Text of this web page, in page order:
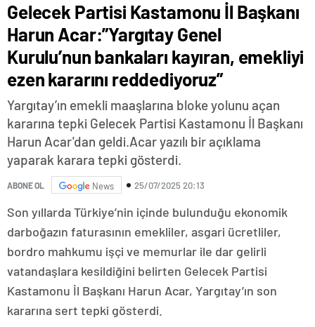
Gelecek Partisi Kastamonu İl Başkanı
Harun Acar:”Yargıtay Genel
Kurulu’nun bankaları kayıran, emekliyi
ezen kararını reddediyoruz”
Yargıtay’ın emekli maaşlarına bloke yolunu açan
kararına tepki Gelecek Partisi Kastamonu İl Başkanı
Harun Acar'dan geldi.Acar yazılı bir açıklama
yaparak karara tepki gösterdi.
ABONE OL News 25/07/2025 20:13
Son yıllarda Türkiye’nin içinde bulunduğu ekonomik
darboğazın faturasının emekliler, asgari ücretliler,
bordro mahkumu işçi ve memurlar ile dar gelirli
vatandaşlara kesildiğini belirten Gelecek Partisi
Kastamonu İl Başkanı Harun Acar, Yargıtay’ın son
kararına sert tepki gösterdi.